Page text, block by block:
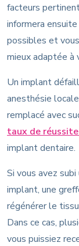
facteurs
informera
possibles et
mieux adaptée à
Un implant
anesthésie
remplacé avec
taux de
implant dentaire.
Si vous avez
implant, une
régénérer le
Dans ce cas,
vous puissiez